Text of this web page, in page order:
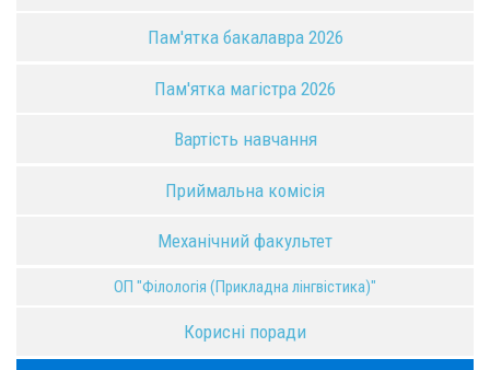
Пам'ятка бакалавра 2026
Пам'ятка магістра 2026
Вартість навчання
Приймальна комісія
Механічний факультет
ОП "Філологія (Прикладна лінгвістика)"
Корисні поради